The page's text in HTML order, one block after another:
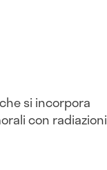
si incorpora
con radiazioni